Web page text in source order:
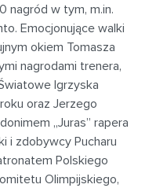
nagród w tym, m.in.
Emocjonujące walki
okiem Tomasza
nagrodami trenera,
Igrzyska
oraz Jerzego
„Juras” rapera
i zdobywcy Pucharu
Polskiego
Olimpijskiego,